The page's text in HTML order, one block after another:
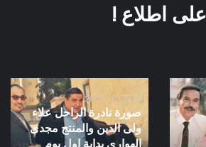
على اطلاع !
نادرة
الراحل
علاء
ولى
يناير 27, 2020
صورة نادرة الراحل علاء
ولى الدين والمنتج مجدى
الهوارى بداية اول يوم